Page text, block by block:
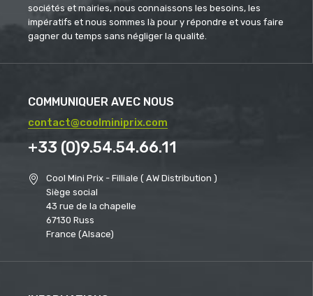
sociétés et mairies, nous connaissons les besoins, les
impératifs et nous sommes là pour y répondre et vous faire
gagner du temps sans négliger la qualité.
COMMUNIQUER AVEC NOUS
contact@coolminiprix.com
+33 (0)9.54.54.66.11
Cool Mini Prix - Filliale ( AW Distribution )
Siège social
43 rue de la chapelle
67130 Russ
France (Alsace)